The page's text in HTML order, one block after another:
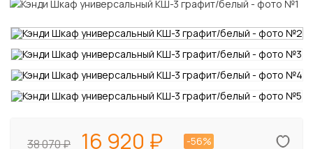
38 070 16 920
-56%